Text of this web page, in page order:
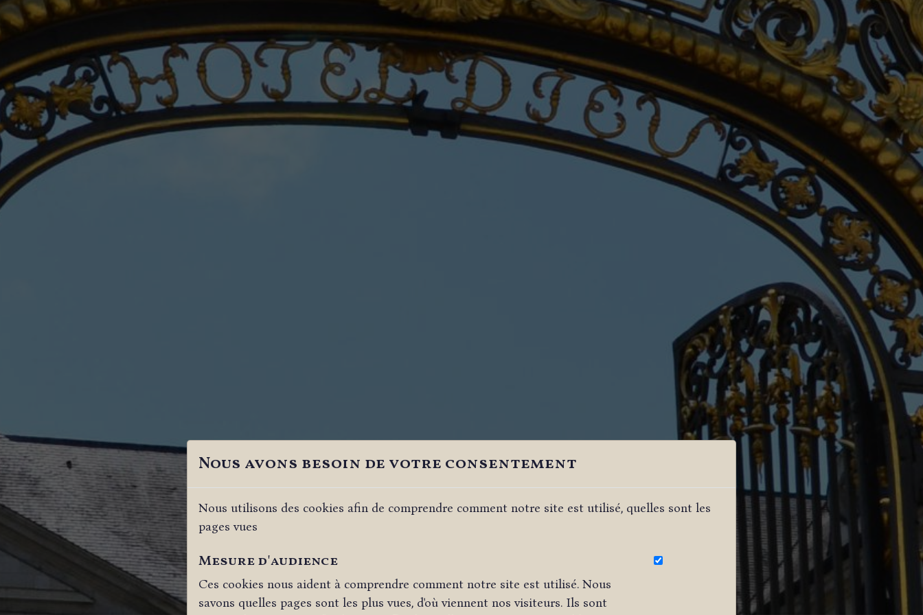
Nous avons besoin de votre consentement
Nous utilisons des cookies afin de comprendre comment notre site est utilisé, quelles sont les
pages vues
Mesure d'audience
Ces cookies nous aident à comprendre comment notre site est utilisé. Nous
savons quelles pages sont les plus vues, d'où viennent nos visiteurs. Ils sont